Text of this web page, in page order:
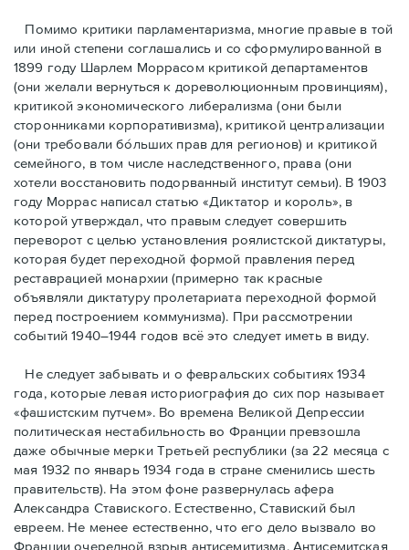
Помимо критики парламентаризма, многие правые в той
или иной степени соглашались и со сформулированной в
1899 году Шарлем Моррасом критикой департаментов
(они желали вернуться к дореволюционным провинциям),
критикой экономического либерализма (они были
сторонниками корпоративизма), критикой централизации
(они требовали бóльших прав для регионов) и критикой
семейного, в том числе наследственного, права (они
хотели восстановить подорванный институт семьи). В 1903
году Моррас написал статью «Диктатор и король», в
которой утверждал, что правым следует совершить
переворот с целью установления роялистской диктатуры,
которая будет переходной формой правления перед
реставрацией монархии (примерно так красные
объявляли диктатуру пролетариата переходной формой
перед построением коммунизма). При рассмотрении
событий 1940–1944 годов всё это следует иметь в виду.
Не следует забывать и о февральских событиях 1934
года, которые левая историография до сих пор называет
«фашистским путчем». Во времена Великой Депрессии
политическая нестабильность во Франции превзошла
даже обычные мерки Третьей республики (за 22 месяца с
мая 1932 по январь 1934 года в стране сменились шесть
правительств). На этом фоне развернулась афера
Александра Ставиского. Естественно, Ставиский был
евреем. Не менее естественно, что его дело вызвало во
Франции очередной взрыв антисемитизма. Антисемитская